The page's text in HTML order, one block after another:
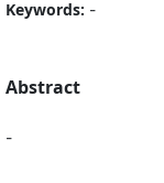
Keywords: -
Abstract
-